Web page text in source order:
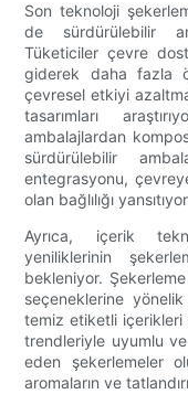
Son teknoloji
de sürdürülebilir
Tüketiciler çevre
giderek daha fazla
çevresel etkiyi
tasarımları
ambalajlardan
sürdürülebilir
entegrasyonu,
olan bağlılığı
Ayrıca, içerik
yeniliklerinin
bekleniyor.
seçeneklerine
temiz etiketli içerikleri
trendleriyle uyumlu
eden şekerlemeler
aromaların ve